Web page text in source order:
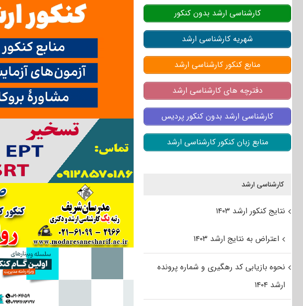
کارشناسی ارشد بدون کنکور
شهریه کارشناسی ارشد
منابع کنکور کارشناسی ارشد
دفترچه های کارشناسی ارشد
کارشناسی ارشد بدون کنکور پردیس
منابع زبان کنکور کارشناسی ارشد
کارشناسی ارشد
نتایج کنکور ارشد ۱۴۰۳
اعتراض به نتایج ارشد ۱۴۰۳
نحوه بازیابی کد رهگیری و شماره پرونده
ارشد ۱۴۰۴